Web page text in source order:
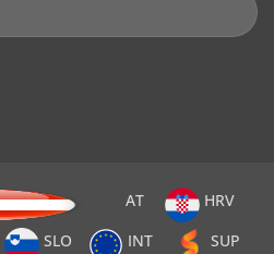
AT
HRV
SLO INT SUP